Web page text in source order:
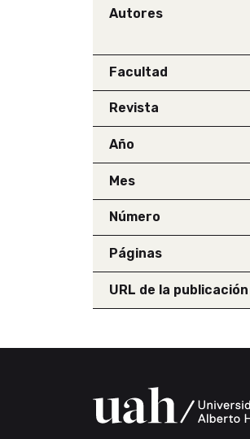
Autores
Facultad
Revista
Año
Mes
Número
Páginas
URL de la publicación